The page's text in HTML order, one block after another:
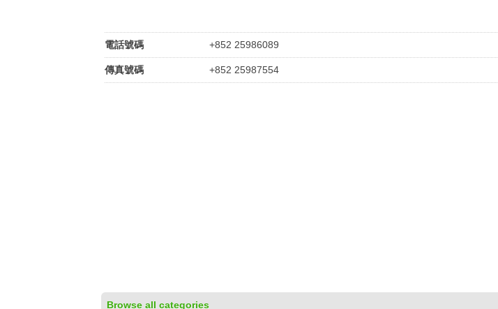
電話號碼 +852 25986089
傳真號碼 +852 25987554
Browse all categories